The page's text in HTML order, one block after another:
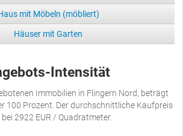
mit Möbeln (möbliert)
Häuser mit Garten
Intensität
Immobilien in Flingern Nord, beträgt
100 Prozent. Der durchschnittliche Kaufpreis
bei 2922 EUR / Quadratmeter.